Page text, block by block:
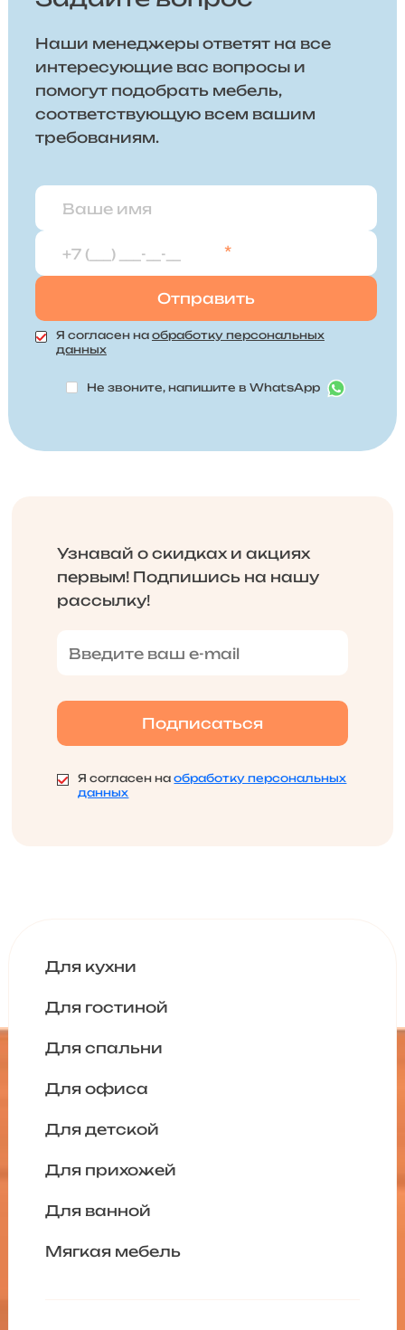
Наши менеджеры ответят на все
интересующие вас вопросы и
помогут подобрать мебель,
соответствующую всем вашим
требованиям.
*
Я согласен на обработку персональных
данных
Не звоните, напишите в WhatsApp
Узнавай о скидках и акциях
первым! Подпишись на нашу
рассылку!
Я согласен наобработку персональных
данных
Для кухни
Для гостиной
Для спальни
Для офиса
Для детской
Для прихожей
Для ванной
Мягкая мебель